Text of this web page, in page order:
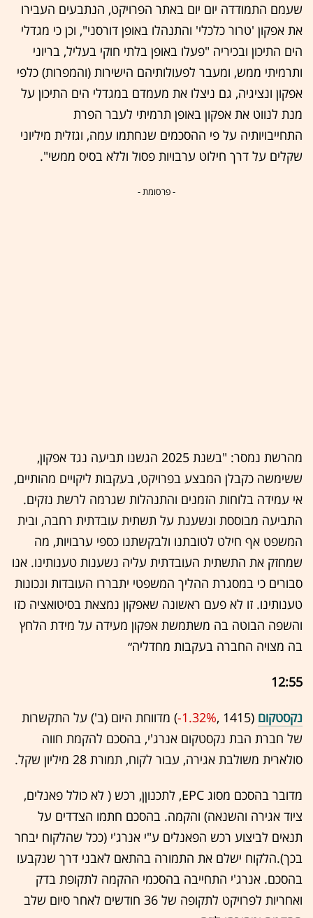
שעמם התמודדה יום יום באתר הפרויקט, הנתבעים העבירו
את אפקון 'טרור כלכלי' והתנהלו באופן דורסני", וכן כי מגדלי
הים התיכון ובכיריה "פעלו באופן בלתי חוקי בעליל, בריוני
ותרמיתי ממש, ומעבר לפעולותיהם הישירות (והמפרות) כלפי
אפקון ונציגיה, גם ניצלו את מעמדם במגדלי הים התיכון על
מנת לנווט את אפקון באופן תרמיתי לעבר הפרת
התחייבויותיה על פי ההסכמים שנחתמו עמה, וגזלית מיליוני
שקלים על דרך חילוט ערבויות פסול וללא בסיס ממשי".
- פרסומת -
מהרשת נמסר: "בשנת 2025 הגשנו תביעה נגד אפקון,
ששימשה כקבלן המבצע בפרויקט, בעקבות ליקויים מהותיים,
אי עמידה בלוחות הזמנים והתנהלות שגרמה לרשת נזקים.
התביעה מבוססת ונשענת על תשתית עובדתית רחבה, ובית
המשפט אף חילט לטובתנו ולבקשתנו כספי ערבויות, מה
שמחזק את התשתית העובדתית עליה נשענות טענותינו. אנו
סבורים כי במסגרת ההליך המשפטי יתבררו העובדות ונכונות
טענותינו. זו לא פעם ראשונה שאפקון נמצאת בסיטואציה כזו
והשפה הבוטה בה משתמשת אפקון מעידה על מידת הלחץ
בה מצויה החברה בעקבות מחדליה״
12:55
נקסטקום (1415 ,‎
-1.32%‏) מדווחת היום (ב') על התקשרות
של חברת הבת נקסטקום אנרג'י, בהסכם להקמת חווה
סולארית משולבת אגירה, עבור לקוח, תמורת 28 מיליון שקל.
מדובר בהסכם מסוג EPC, לתכנוןן, רכש ( לא כולל פאנלים,
ציוד אגירה והשנאה) והקמה. בהסכם חתמו הצדדים על
תנאים לביצוע רכש הפאנלים ע"י אנרג'י (ככל שהלקוח יבחר
בכך).הלקוח ישלם את התמורה בהתאם לאבני דרך שנקבעו
בהסכם. אנרג'י התחייבה בהסכמי ההקמה לתקופת בדק
ואחריות לפרויקט לתקופה של 36 חודשים לאחר סיום שלב